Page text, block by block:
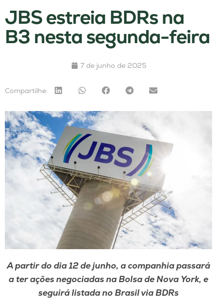
JBS estreia BDRs na
B3 nesta segunda-feira
7 de junho de 2025
Compartilhe:
A partir do dia 12 de junho, a companhia passará
a ter ações negociadas na Bolsa de Nova York, e
seguirá listada no Brasil via BDRs